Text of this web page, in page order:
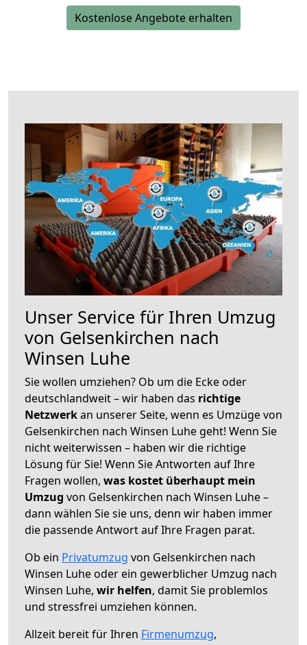
Kostenlose Angebote erhalten
Unser Service für Ihren Umzug
von Gelsenkirchen nach
Winsen Luhe
Sie wollen umziehen? Ob um die Ecke oder
deutschlandweit – wir haben das richtige
Netzwerkan unserer Seite, wenn es Umzüge von
Gelsenkirchen nach Winsen Luhe geht! Wenn Sie
nicht weiterwissen – haben wir die richtige
Lösung für Sie! Wenn Sie Antworten auf Ihre
Fragen wollen, was kostet überhaupt mein
Umzug von Gelsenkirchen nach Winsen Luhe –
dann wählen Sie sie uns, denn wir haben immer
die passende Antwort auf Ihre Fragen parat.
Ob ein Privatumzug von Gelsenkirchen nach
Winsen Luhe oder ein gewerblicher Umzug nach
Winsen Luhe, wir helfen, damit Sie problemlos
und stressfrei umziehen können.
Allzeit bereit für Ihren Firmenumzug,